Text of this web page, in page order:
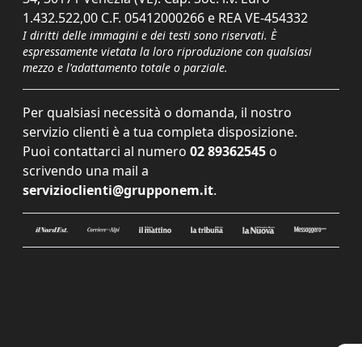
1.432.522,00 C.F. 05412000266 e REA VE-454332
I diritti delle immagini e dei testi sono riservati. È
espressamente vietata la loro riproduzione con qualsiasi
mezzo e l'adattamento totale o parziale.
Per qualsiasi necessità o domanda, il nostro
servizio clienti è a tua completa disposizione.
Puoi contattarci al numero 02 89362545 o
scrivendo una mail a
servizioclienti@grupponem.it.